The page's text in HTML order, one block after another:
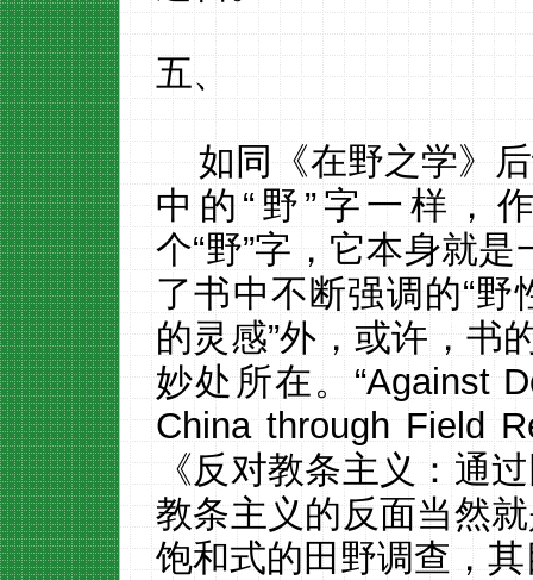
五、
如同《在野之学》
中的“野”字一样，
个“野”字，它本身就是
了书中不断强调的“
的灵感”外，或许，书
妙处所在。“Against
China through Field
《反对教条主义：通
教条主义的反面当然
饱和式的田野调查，